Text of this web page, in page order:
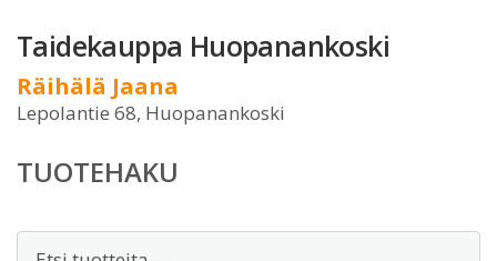
Taidekauppa Huopanankoski
Räihälä Jaana
Lepolantie 68, Huopanankoski
TUOTEHAKU